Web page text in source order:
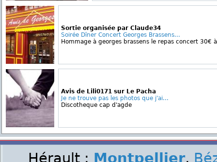
Sortie organisée par Claude34
Soirée Dîner Concert Georges Brassens...
Hommage à georges brassens le repas concert 30€
Avis de Lili0171 sur Le Pacha
Je ne trouve pas les photos que j'ai...
Discotheque cap d'agde
Hérault : Montpellier,